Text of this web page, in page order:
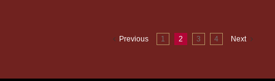
Previous 1 2 3 4 Next